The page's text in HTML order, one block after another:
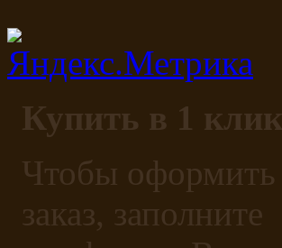
Купить в 1 клик
Чтобы оформить
заказ, заполните